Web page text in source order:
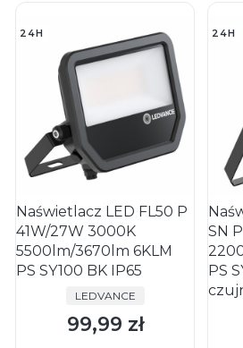
24H
Naświetlacz LED FL50 P
41W/27W 3000K
5500lm/3670lm 6KLM
PS SY100 BK IP65
PRODUCENT
LEDVANCE
Cena
99,99 zł
24H
SN
PS